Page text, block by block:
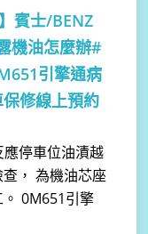
賓士/BENZ
機油怎麼辦#
引擎通病
修線上預約
停車位油漬越
， 為機油芯座
0M651引擎